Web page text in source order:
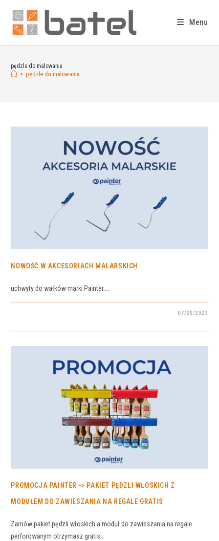
Menu
pędzle do malowania
> pędzle do malowania
NOWOŚĆ W AKCESORIACH MALARSKICH
uchwyty do wałków marki Painter....
07/20/2023
PROMOCJA PAINTER -> PAKIET PĘDZLI WŁOSKICH Z
MODUŁEM DO ZAWIESZANIA NA REGALE GRATIS
Zamów pakiet pędzli włoskich a moduł do zawieszania na regale
perforowanym otrzymasz gratis...